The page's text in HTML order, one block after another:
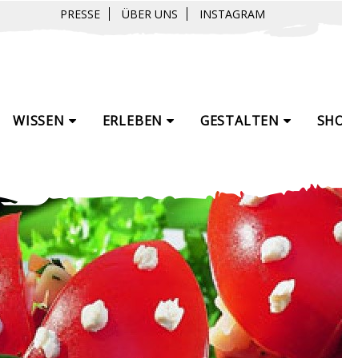
WISSEN ERLEBEN GESTALTEN
PRESSE ÜBER UNS INSTAGRAM